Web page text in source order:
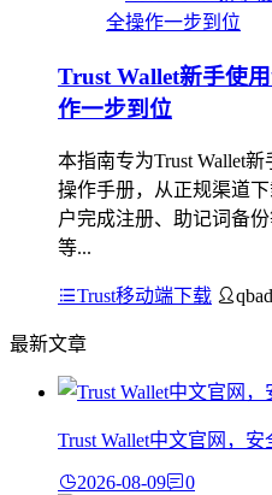
Trust Wallet新手使
作一步到位
本指南专为Trust Wallet
操作手册，从正规渠道
户完成注册、助记词备
等...
Trust移动端下载
最新文章
Trust Wallet中文官网，
2026-08-09 0